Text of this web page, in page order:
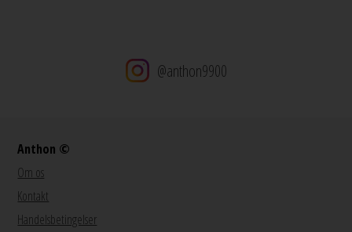
@anthon9900
Anthon ©
Om os
Kontakt
Handelsbetingelser